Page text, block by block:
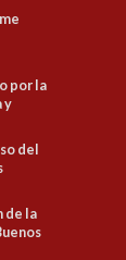
por la
y
del
de la